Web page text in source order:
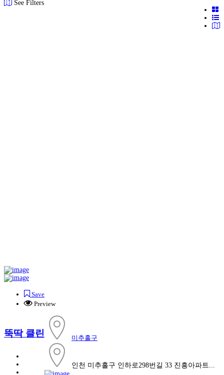
See Filters
Save
Preview
뚝딱 클린 미추홀구
인천 미추홀구 인하로298번길 33 진흥아파트...